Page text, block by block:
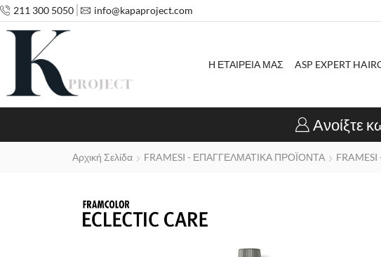
211 300 5050 info@kapaproject.com
Η ΕΤΑΙΡΕΙΑ ΜΑΣ ASP EXPERT
Ανοίξτε
Αρχική Σελίδα FRAMESI - ΕΠΑΓΓΕΛΜΑΤΙΚΑ ΠΡΟΪΟΝΤΑ